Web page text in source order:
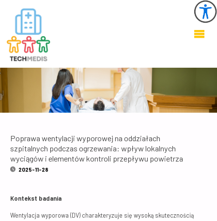
OCHRONY
ZDROWIA
Poprawa wentylacji wyporowej na oddziałach
szpitalnych podczas ogrzewania: wpływ lokalnych
wyciągów i elementów kontroli przepływu powietrza
2025-11-28
Kontekst badania
Wentylacja wyporowa (DV) charakteryzuje się wysoką skutecznością